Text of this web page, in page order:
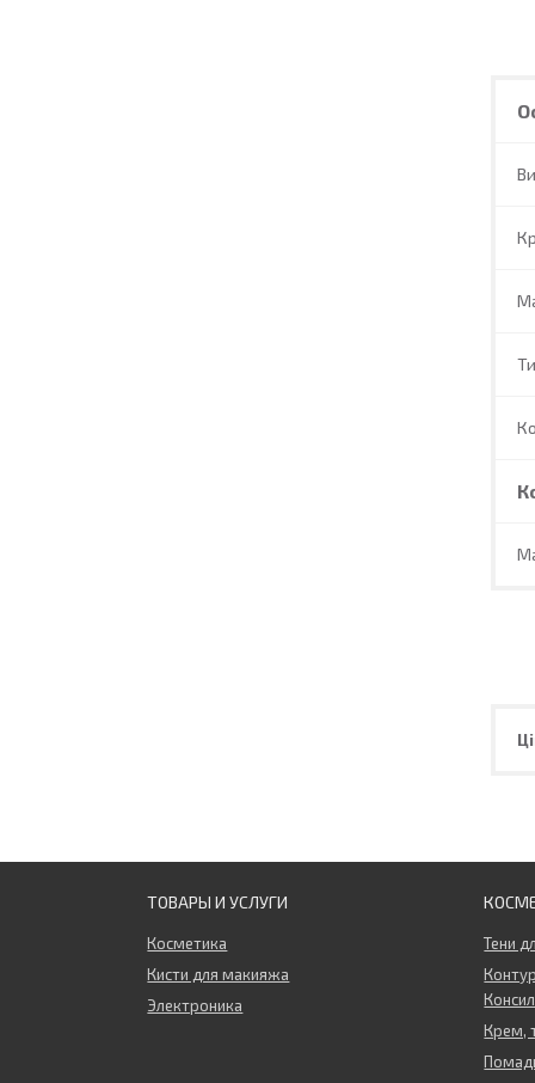
ТОВАРЫ И УСЛУГИ
Косметика
Кисти для макияжа
Электроника
Тени
Крем,